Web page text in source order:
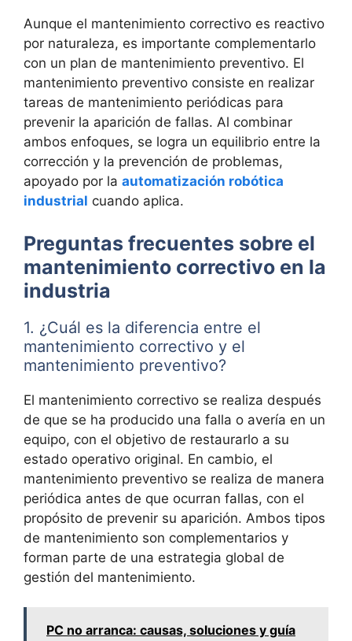
Aunque el mantenimiento correctivo es reactivo
por naturaleza, es importante complementarlo
con un plan de mantenimiento preventivo. El
mantenimiento preventivo consiste en realizar
tareas de mantenimiento periódicas para
prevenir la aparición de fallas. Al combinar
ambos enfoques, se logra un equilibrio entre la
corrección y la prevención de problemas,
apoyado por la automatización robótica
industrial cuando aplica.
Preguntas frecuentes sobre el
mantenimiento correctivo en la
industria
1. ¿Cuál es la diferencia entre el
mantenimiento correctivo y el
mantenimiento preventivo?
El mantenimiento correctivo se realiza después
de que se ha producido una falla o avería en un
equipo, con el objetivo de restaurarlo a su
estado operativo original. En cambio, el
mantenimiento preventivo se realiza de manera
periódica antes de que ocurran fallas, con el
propósito de prevenir su aparición. Ambos tipos
de mantenimiento son complementarios y
forman parte de una estrategia global de
gestión del mantenimiento.
PC no arranca: causas, soluciones y guía